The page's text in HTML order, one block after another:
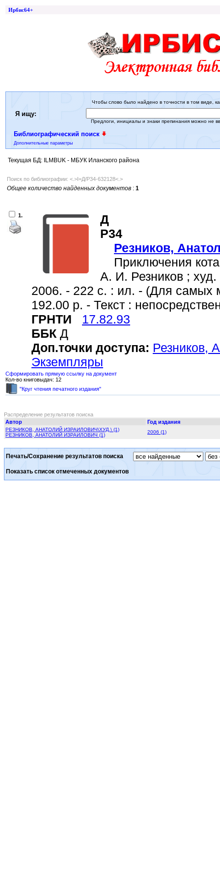
Ирбис64+
Я ищу:
Чтобы слово было найдено в точности в том виде,
Предлоги, инициалы и знаки препинания можно не
Библиографический поиск
Дополнительные параметры
Текущая БД: ILMBUK - МБУК Иланского района
Поиск по библиографии: <.>I=Д/Р34-632128<.>
Общее количество найденных документов : 1
1.
Д
Р34
Резников,
Приключения кота
А. И. Резников ;
2006. - 222 с. : ил. - (Для самых
192.00 р. - Текст :
ГРНТИ
17.82.93
ББК Д
Доп.точки доступа: Резников,
Экземпляры
Сформировать прямую ссылку на документ
Кол-во книговыдач: 12
"Круг чтения печатного издания"
Распределение результатов поиска
Автор
Год издания
РЕЗНИКОВ, АНАТОЛИЙ ИЗРАИЛОВИЧ\ХУД.\ (1)
РЕЗНИКОВ, АНАТОЛИЙ ИЗРАИЛОВИЧ (1)
2006 (1)
Печать/Сохранение результатов поиска
Показать список отмеченных документов